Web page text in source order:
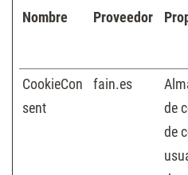
Nombre Proveedor
CookieCon
sent
fain.es
de
de